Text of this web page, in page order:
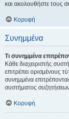
και ακολουθήστε τους
Κορυφή
Συνημμένα
Τι συνημμένα
Κάθε διαχειριστής
επιτρέπει ορισμένους
συνημμένα
συστήματος
Κορυφή